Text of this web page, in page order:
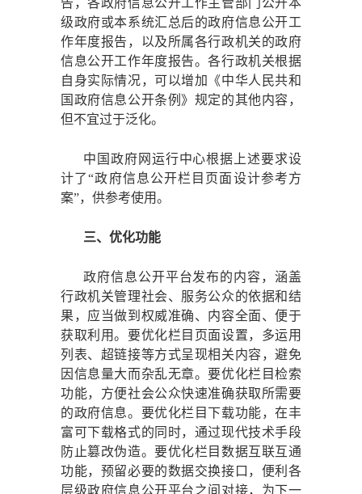
告，各政府信息公开工作主管部门公开本
级政府或本系统汇总后的政府信息公开工
作年度报告，以及所属各行政机关的政府
信息公开工作年度报告。各行政机关根据
自身实际情况，可以增加《中华人民共和
国政府信息公开条例》规定的其他内容，
但不宜过于泛化。
中国政府网运行中心根据上述要求设
计了“政府信息公开栏目页面设计参考方
案”，供参考使用。
三、优化功能
政府信息公开平台发布的内容，涵盖
行政机关管理社会、服务公众的依据和结
果，应当做到权威准确、内容全面、便于
获取利用。要优化栏目页面设置，多运用
列表、超链接等方式呈现相关内容，避免
因信息量大而杂乱无章。要优化栏目检索
功能，方便社会公众快速准确获取所需要
的政府信息。要优化栏目下载功能，在丰
富可下载格式的同时，通过现代技术手段
防止篡改伪造。要优化栏目数据互联互通
功能，预留必要的数据交换接口，便利各
层级政府信息公开平台之间对接，为下一